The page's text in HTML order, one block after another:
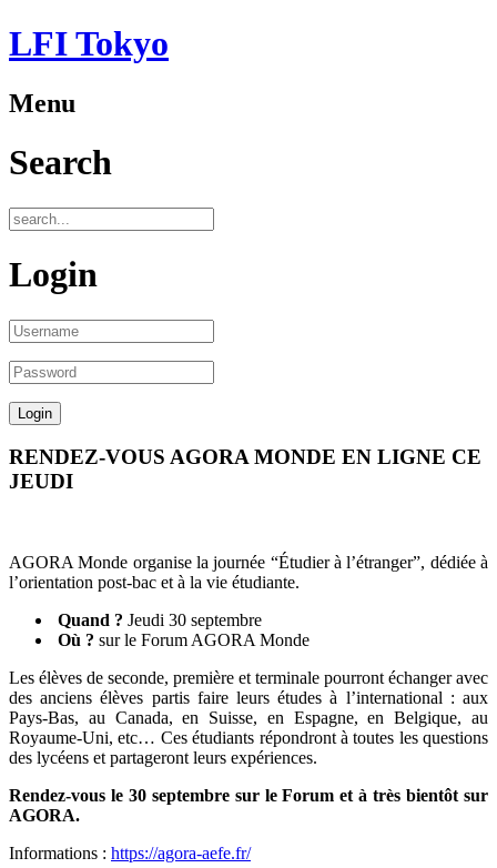
LFI Tokyo
Menu
Search
Login
RENDEZ-VOUS AGORA MONDE EN LIGNE CE
JEUDI
AGORA Monde organise la journée “Étudier à l’étranger”, dédiée à
l’orientation post-bac et à la vie étudiante.
Quand ? Jeudi 30 septembre
Où ? sur le Forum AGORA Monde
Les élèves de seconde, première et terminale pourront échanger avec
des anciens élèves partis faire leurs études à l’international : aux
Pays-Bas, au Canada, en Suisse, en Espagne, en Belgique, au
Royaume-Uni, etc… Ces étudiants répondront à toutes les questions
des lycéens et partageront leurs expériences.
Rendez-vous le 30 septembre sur le Forum et à très bientôt sur
AGORA.
Informations : https://agora-aefe.fr/